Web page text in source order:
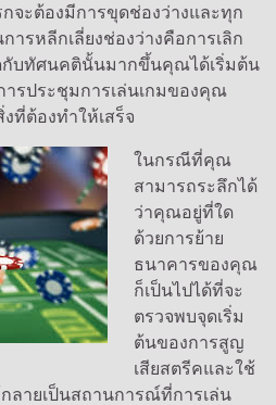
จะต้องมีการขุดช่องว่างและทุก
รหลีกเลี่ยงช่องว่างคือการเลิก
กับทัศนคตินั้นมากขึ้นคุณได้เริ่มต้น
รประชุมการเล่นเกมของคุณ
ที่ต้องทำให้เสร็จ
ในกรณีที่คุณ
สามารถระลึกได้
ว่าคุณอยู่ที่ใด
ด้วยการย้าย
ธนาคารของคุณ
ก็เป็นไปได้ที่จะ
ตรวจพบจุดเริ่ม
ต้นของการสูญ
เสียสตรีคและใช้
ลายเป็นสถานการณ์ที่การเล่น